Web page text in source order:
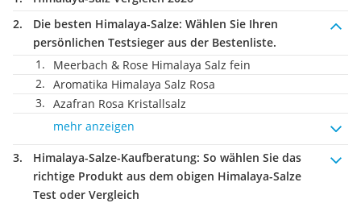
Die besten Himalaya-Salze: Wählen Sie Ihren
persönlichen Testsieger aus der Bestenliste.
Meerbach & Rose Himalaya Salz fein
Aromatika Himalaya Salz Rosa
Azafran Rosa Kristallsalz
mehr anzeigen
Himalaya-Salze-Kaufberatung: So wählen Sie das
richtige Produkt aus dem obigen Himalaya-Salze
Test oder Vergleich